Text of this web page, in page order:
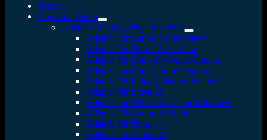
Home
Objektivadapter
Adapter für spiegellose Kameras
Adapter für Canon RF Kameras
Adapter für Nikon Z Kamera
Adapter für Sony-E Mount Kamera
Adapter für Fuji X-Serie Kamera
Adapter für Leica L-Mount Kameras
Adapter für Leica M
Adapter für Micro Four Thirds Kamera
Adapter für Canon EOS M
Adapter für Nikon 1
Adapter für Pentax Q